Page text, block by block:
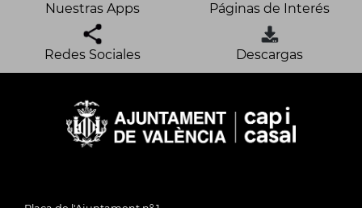
Nuestras Apps Páginas de Interés
Redes Sociales Descargas